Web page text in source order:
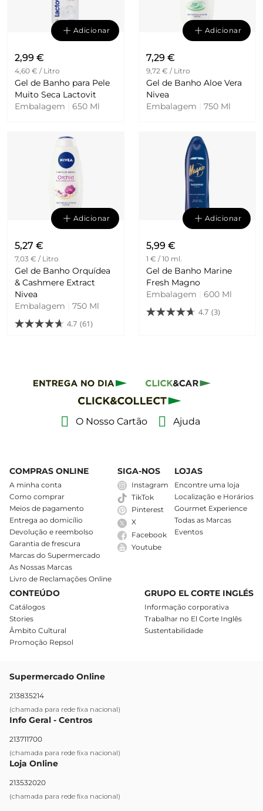
Adicionar
2,99 €
4,60 € / Litro
Gel de Banho para Pele
Muito Seca Lactovit
Embalagem
650 Ml
Adicionar
7,29 €
9,72 € / Litro
Gel de Banho Aloe Vera
Nivea
Embalagem
750 Ml
Adicionar
5,27 €
7,03 € / Litro
Gel de Banho Orquídea
& Cashmere Extract
Nivea
Embalagem
750 Ml
4.7 (61)
Adicionar
5,99 €
1 € / 10 ml.
Gel de Banho Marine
Fresh Magno
Embalagem
600 Ml
4.7 (3)
O Nosso Cartão Ajuda
COMPRAS ONLINE
A minha conta
Como comprar
Meios de pagamento
Entrega ao domicílio
Devolução e reembolso
Garantia de frescura
Marcas do Supermercado
As Nossas Marcas
Livro de Reclamações Online
SIGA-NOS
Instagram
TikTok
Pinterest
X
Facebook
Youtube
LOJAS
Encontre uma loja
Localização e Horários
Gourmet Experience
Todas as Marcas
Eventos
CONTEÚDO
Catálogos
Stories
Âmbito Cultural
Promoção Repsol
GRUPO EL CORTE INGLÉS
Informação corporativa
Trabalhar no El Corte Inglês
Sustentabilidade
Supermercado Online
213835214
(chamada para rede fixa nacional)
Info Geral - Centros
213711700
(chamada para rede fixa nacional)
Loja Online
213532020
(chamada para rede fixa nacional)